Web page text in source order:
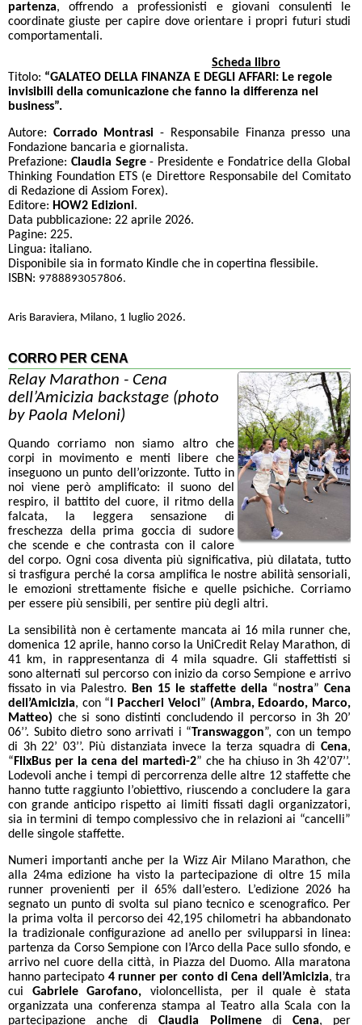
partenza, offrendo a professionisti e giovani consulenti le
coordinate giuste per capire dove orientare i propri futuri studi
comportamentali.
Scheda libro
Titolo: “GALATEO DELLA FINANZA E DEGLI AFFARI: Le regole
invisibili della comunicazione che fanno la differenza nel
business”.
Autore: Corrado Montrasi - Responsabile Finanza presso una
Fondazione bancaria e giornalista.
Prefazione: Claudia Segre- Presidente e Fondatrice della Global
Thinking Foundation ETS (e Direttore Responsabile del Comitato
di Redazione di Assiom Forex).
Editore: HOW2 Edizioni.
Data pubblicazione: 22 aprile 2026.
Pagine: 225.
Lingua: italiano.
Disponibile sia in formato Kindle che in copertina flessibile.
ISBN: 9788893057806.
Aris Baraviera, Milano, 1 luglio 2026.
CORRO PER CENA
Relay Marathon - Cena
dell’Amicizia backstage (photo
by Paola Meloni)
Quando corriamo non siamo altro che
corpi in movimento e menti libere che
inseguono un punto dell’orizzonte. Tutto in
noi viene però amplificato: il suono del
respiro, il battito del cuore, il ritmo della
falcata, la leggera sensazione di
freschezza della prima goccia di sudore
che scende e che contrasta con il calore
del corpo. Ogni cosa diventa più significativa, più dilatata, tutto
si trasfigura perché la corsa amplifica le nostre abilità sensoriali,
le emozioni strettamente fisiche e quelle psichiche. Corriamo
per essere più sensibili, per sentire più degli altri.
La sensibilità non è certamente mancata ai 16 mila runner che,
domenica 12 aprile, hanno corso la UniCredit Relay Marathon, di
41 km, in rappresentanza di 4 mila squadre. Gli staffettisti si
sono alternati sul percorso con inizio da corso Sempione e arrivo
fissato in via Palestro.
Ben 15 le staffette della “nostra” Cena
dell’Amicizia, con “ I Paccheri Veloci” (Ambra, Edoardo, Marco,
Matteo) che si sono distinti concludendo il percorso in 3h 20’
06’’. Subito dietro sono arrivati i “Transwaggon”, con un tempo
di 3h 22’ 03’’. Più distanziata invece la terza squadra di Cena,
“ FlixBus per la cena del martedì-2” che ha chiuso in 3h 42’07’’.
Lodevoli anche i tempi di percorrenza delle altre 12 staffette che
hanno tutte raggiunto l’obiettivo, riuscendo a concludere la gara
con grande anticipo rispetto ai limiti fissati dagli organizzatori,
sia in termini di tempo complessivo che in relazioni ai “cancelli”
delle singole staffette.
Numeri importanti anche per la Wizz Air Milano Marathon, che
alla 24ma edizione ha visto la partecipazione di oltre 15 mila
runner provenienti per il 65% dall’estero. L’edizione 2026 ha
segnato un punto di svolta sul piano tecnico e scenografico. Per
la prima volta il percorso dei 42,195 chilometri ha abbandonato
la tradizionale configurazione ad anello per svilupparsi in linea:
partenza da Corso Sempione con l’Arco della Pace sullo sfondo, e
arrivo nel cuore della città, in Piazza del Duomo. Alla maratona
hanno partecipato 4 runner per conto di Cena dell’Amicizia, tra
cui Gabriele Garofano, violoncellista, per il quale è stata
organizzata una conferenza stampa al Teatro alla Scala con la
partecipazione anche diClaudia Polimene di Cena, per